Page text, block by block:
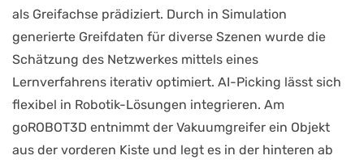
als Greifachse prädiziert. Durch in Simulation
generierte Greifdaten für diverse Szenen wurde die
Schätzung des Netzwerkes mittels eines
Lernverfahrens iterativ optimiert. AI-Picking lässt sich
flexibel in Robotik-Lösungen integrieren. Am
goROBOT3D entnimmt der Vakuumgreifer ein Objekt
aus der vorderen Kiste und legt es in der hinteren ab